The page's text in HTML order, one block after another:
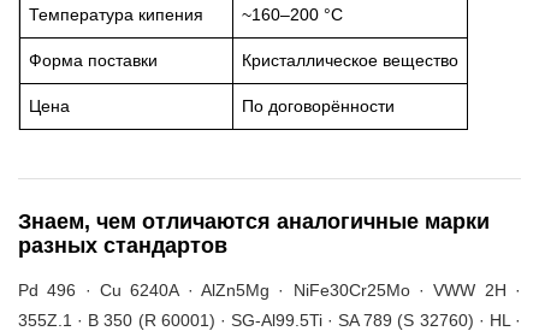
Температура кипения ~160–200 °C
Форма поставки Кристаллическое вещество
Цена По договорённости
Знаем, чем отличаются аналогичные марки
разных стандартов
Pd 496 · Cu 6240A · AlZn5Mg · NiFe30Cr25Mo · VWW 2H ·
355Z.1 · B 350 (R 60001) · SG-Al99.5Ti · SA 789 (S 32760) · HL ·